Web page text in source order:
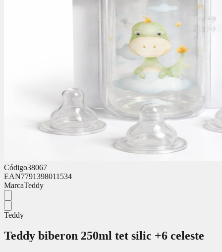
Código38067
EAN7791398011534
MarcaTeddy
Teddy
Teddy biberon 250ml tet silic +6 celeste